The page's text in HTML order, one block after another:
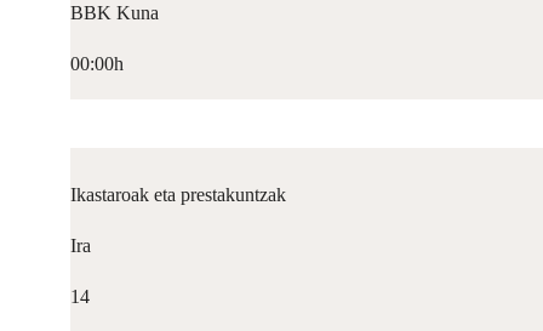
BBK Kuna
00:00h
Ikastaroak eta prestakuntzak
Ira
14